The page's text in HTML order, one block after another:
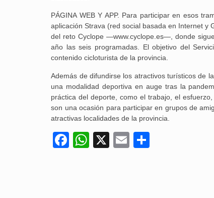
PÁGINA WEB Y APP. Para participar en esos
aplicación Strava (red social basada en Internet y
del reto Cyclope —www.cyclope.es—, donde
año las seis programadas. El objetivo del
contenido cicloturista de la provincia.
Además de difundirse los atractivos turísticos de
una modalidad deportiva en auge tras la
práctica del deporte, como el trabajo, el
son una ocasión para participar en grupos de
atractivas localidades de la provincia.
Facebook
WhatsApp
X Email